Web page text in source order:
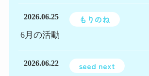
2026.06.25 もりのね
6月の活動
2026.06.22 seed next